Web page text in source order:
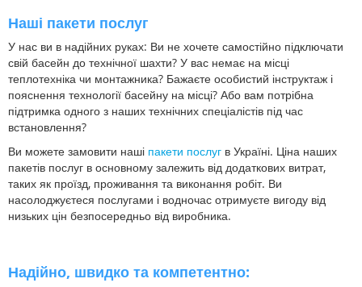
Наші пакети послуг
У нас ви в надійних руках: Ви не хочете самостійно підключати
свій басейн до технічної шахти? У вас немає на місці
теплотехніка чи монтажника? Бажаєте особистий інструктаж і
пояснення технології басейну на місці? Або вам потрібна
підтримка одного з наших технічних спеціалістів під час
встановлення?
Ви можете замовити наші пакети послуг в Україні. Ціна наших
пакетів послуг в основному залежить від додаткових витрат,
таких як проїзд, проживання та виконання робіт. Ви
насолоджуєтеся послугами і водночас отримуєте вигоду від
низьких цін безпосередньо від виробника.
Надійно, швидко та компетентно: